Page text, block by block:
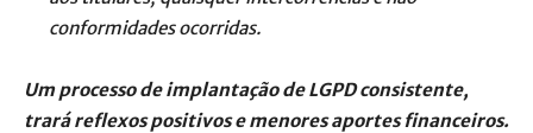
conformidades ocorridas.
Um processo de implantação de LGPD consistente,
trará reflexos positivos e menores aportes financeiros.